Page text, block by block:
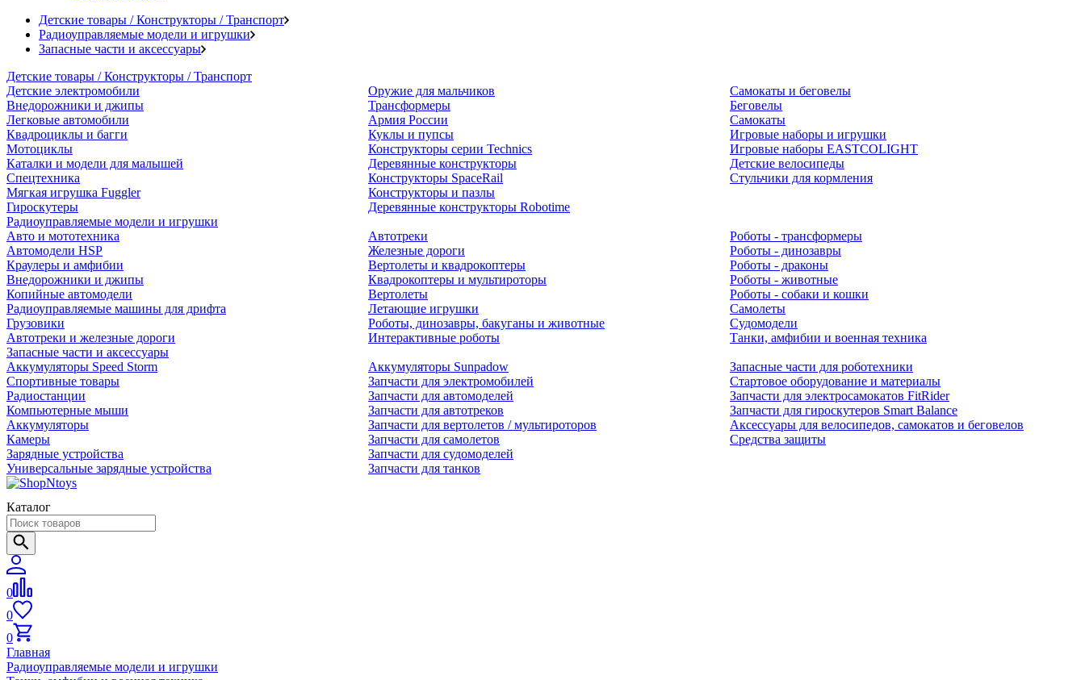
Детские товары / Конструкторы / Транспорт
Радиоуправляемые модели и игрушки
Запасные части и аксессуары
Детские товары / Конструкторы / Транспорт
Детские электромобили
Внедорожники и джипы
Легковые автомобили
Квадроциклы и багги
Мотоциклы
Каталки и модели для малышей
Спецтехника
Мягкая игрушка Fuggler
Гироскутеры
Оружие для мальчиков
Трансформеры
Армия России
Куклы и пупсы
Конструкторы серии Technics
Деревянные конструкторы
Конструкторы SpaceRail
Конструкторы и пазлы
Деревянные конструкторы Robotime
Самокаты и беговелы
Беговелы
Самокаты
Игровые наборы и игрушки
Игровые наборы EASTCOLIGHT
Детские велосипеды
Стульчики для кормления
Радиоуправляемые модели и игрушки
Авто и мототехника
Автомодели HSP
Краулеры и амфибии
Внедорожники и джипы
Копийные автомодели
Радиоуправляемые машины для дрифта
Грузовики
Автотреки и железные дороги
Автотреки
Железные дороги
Вертолеты и квадрокоптеры
Квадрокоптеры и мультироторы
Вертолеты
Летающие игрушки
Роботы, динозавры, бакуганы и животные
Интерактивные роботы
Роботы - трансформеры
Роботы - динозавры
Роботы - драконы
Роботы - животные
Роботы - собаки и кошки
Самолеты
Судомодели
Танки, амфибии и военная техника
Запасные части и аксессуары
Аккумуляторы Speed Storm
Спортивные товары
Радиостанции
Компьютерные мыши
Аккумуляторы
Камеры
Зарядные устройства
Универсальные зарядные устройства
Аккумуляторы Sunpadow
Запчасти для электромобилей
Запчасти для автомоделей
Запчасти для автотреков
Запчасти для вертолетов / мультироторов
Запчасти для самолетов
Запчасти для судомоделей
Запчасти для танков
Запасные части для роботехники
Стартовое оборудование и материалы
Запчасти для электросамокатов FitRider
Запчасти для гироскутеров Smart Balance
Аксессуары для велосипедов, самокатов и беговелов
Средства защиты
Каталог
0
0
0
Главная
Радиоуправляемые модели и игрушки